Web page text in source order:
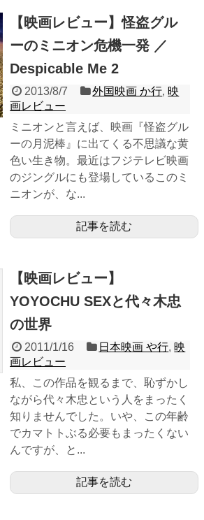
【映画レビュー】怪盗グル
ーのミニオン危機一発 ／
Despicable Me 2
2013/8/7 外国映画 か行, 映
画レビュー
ミニオンと言えば、映画『怪盗グル
ーの月泥棒』に出てくる不思議な黄
色い生き物。最近はフジテレビ映画
のジングルにも登場しているこのミ
ニオンが、な...
記事を読む
【映画レビュー】
YOYOCHU SEXと代々木忠
の世界
2011/1/16 日本映画 や行, 映
画レビュー
私、この作品を観るまで、恥ずかし
ながら代々木忠という人をまったく
知りませんでした。いや、この年齢
でカマトトぶる必要もまったくない
んですが、と...
記事を読む